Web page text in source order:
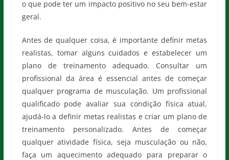
o que pode ter um impacto positivo no seu bem-estar
geral.
Antes de qualquer coisa, é importante definir metas
realistas, tomar alguns cuidados e estabelecer um
plano de treinamento adequado. Consultar um
profissional da área é essencial antes de começar
qualquer programa de musculação. Um profissional
qualificado pode avaliar sua condição física atual,
ajudá-lo a definir metas realistas e criar um plano de
treinamento personalizado. Antes de começar
qualquer atividade física, seja musculação ou não,
faça um aquecimento adequado para preparar o